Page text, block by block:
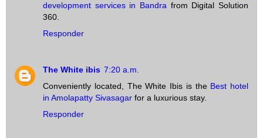
development services in Bandra from Digital Solution
360.
Responder
The White ibis 7:20 a.m.
Conveniently located, The White Ibis is the Best hotel
in Amolapatty Sivasagar for a luxurious stay.
Responder